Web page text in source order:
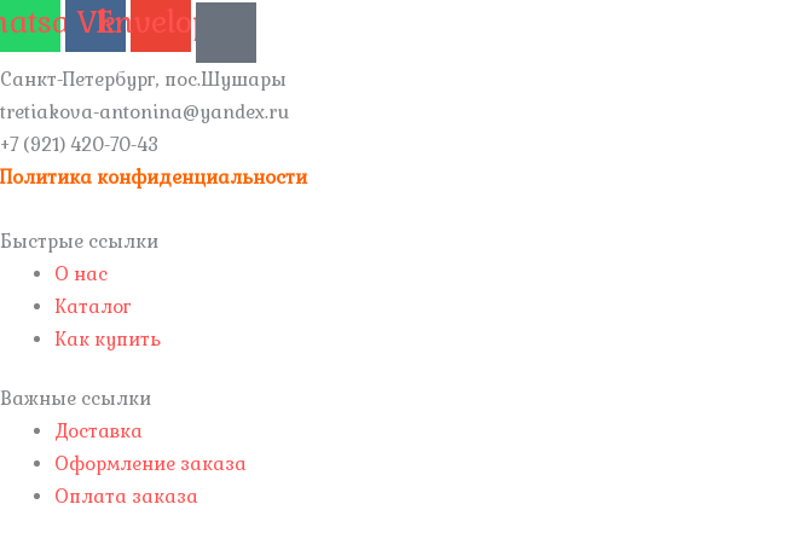
VkEnvelope
Санкт-Петербург, пос.Шушары
tretiakova-antonina@yandex.ru
+7 (921) 420-70-43
Политика конфиденциальности
Быстрые ссылки
О нас
Каталог
Как купить
Важные ссылки
Доставка
Оформление заказа
Оплата заказа